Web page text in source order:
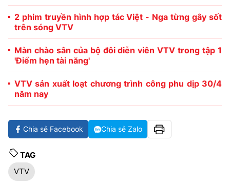
2 phim truyền hình hợp tác Việt - Nga từng gây sốt
trên sóng VTV
Màn chào sân của bộ đôi diễn viên VTV trong tập 1
'Điểm hẹn tài năng'
VTV sản xuất loạt chương trình công phu dịp 30/4
năm nay
Chia sẻ Facebook Chia sẻ Zalo
TAG
VTV